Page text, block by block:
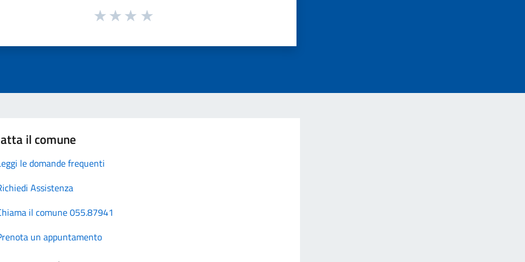
il comune
le domande frequenti
Assistenza
il comune 055.87941
un appuntamento